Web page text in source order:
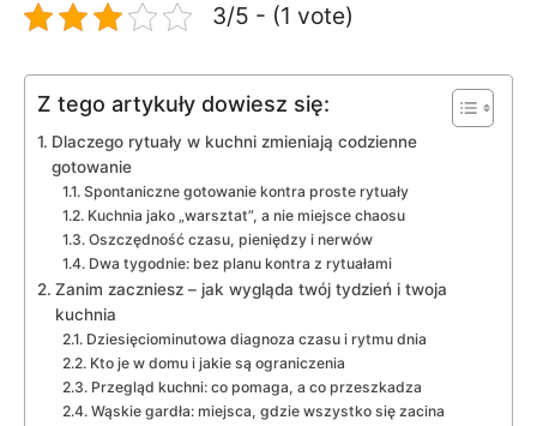
3/5 - (1 vote)
Z tego artykuły dowiesz się:
Dlaczego rytuały w kuchni zmieniają codzienne
gotowanie
Spontaniczne gotowanie kontra proste rytuały
Kuchnia jako „warsztat”, a nie miejsce chaosu
Oszczędność czasu, pieniędzy i nerwów
Dwa tygodnie: bez planu kontra z rytuałami
Zanim zaczniesz – jak wygląda twój tydzień i twoja
kuchnia
Dziesięciominutowa diagnoza czasu i rytmu dnia
Kto je w domu i jakie są ograniczenia
Przegląd kuchni: co pomaga, a co przeszkadza
Wąskie gardła: miejsca, gdzie wszystko się zacina